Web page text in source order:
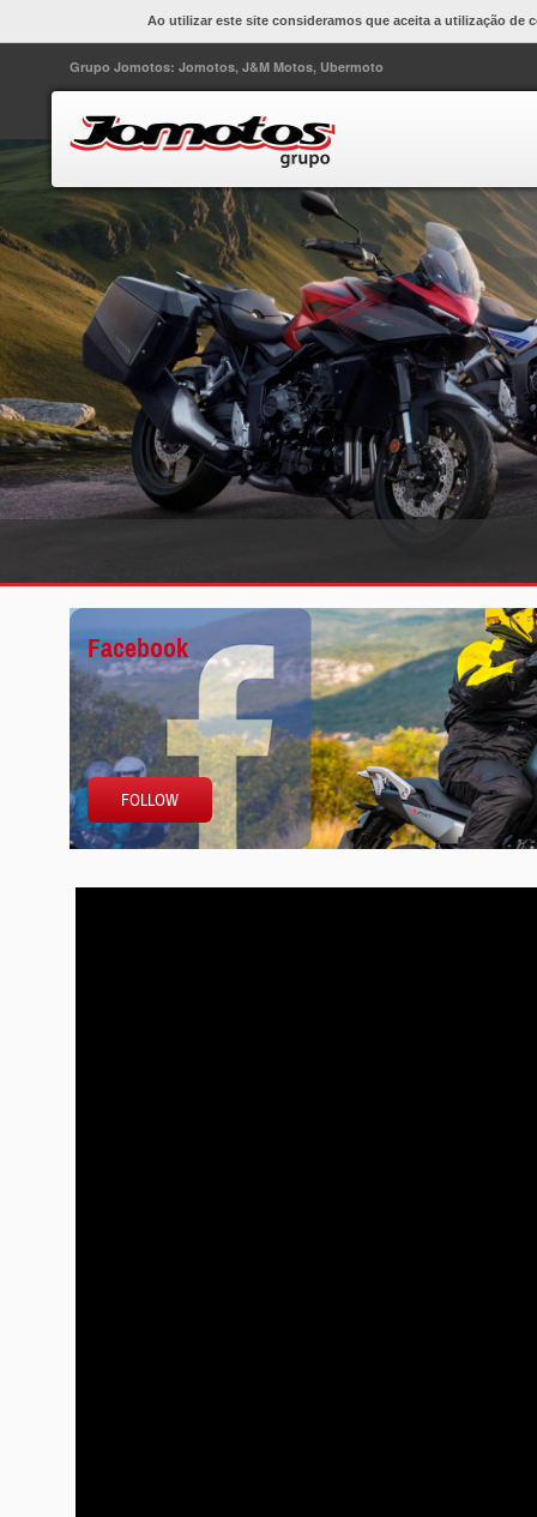
Ao utilizar este site consideramos que aceita a utilização de
Grupo Jomotos: Jomotos, J&M Motos, Ubermoto
Facebook
FOLLOW